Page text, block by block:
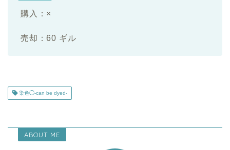
購入：×
売却：60 ギル
染色◯-can be dyed-
ABOUT ME